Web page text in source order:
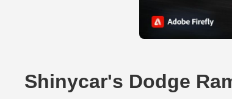
Shinycar's Dodge